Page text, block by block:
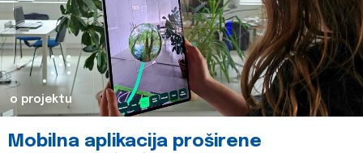
o projektu
Mobilna aplikacija proširene